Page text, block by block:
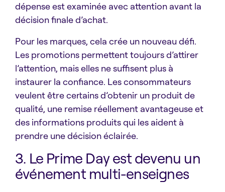
dépense est examinée avec attention avant la
décision finale d’achat.
Pour les marques, cela crée un nouveau défi.
Les promotions permettent toujours d’attirer
l’attention, mais elles ne suffisent plus à
instaurer la confiance. Les consommateurs
veulent être certains d’obtenir un produit de
qualité, une remise réellement avantageuse et
des informations produits qui les aident à
prendre une décision éclairée.
3. Le Prime Day est devenu un
événement multi-enseignes